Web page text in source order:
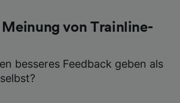
Meinung von Trainline-
besseres Feedback geben als